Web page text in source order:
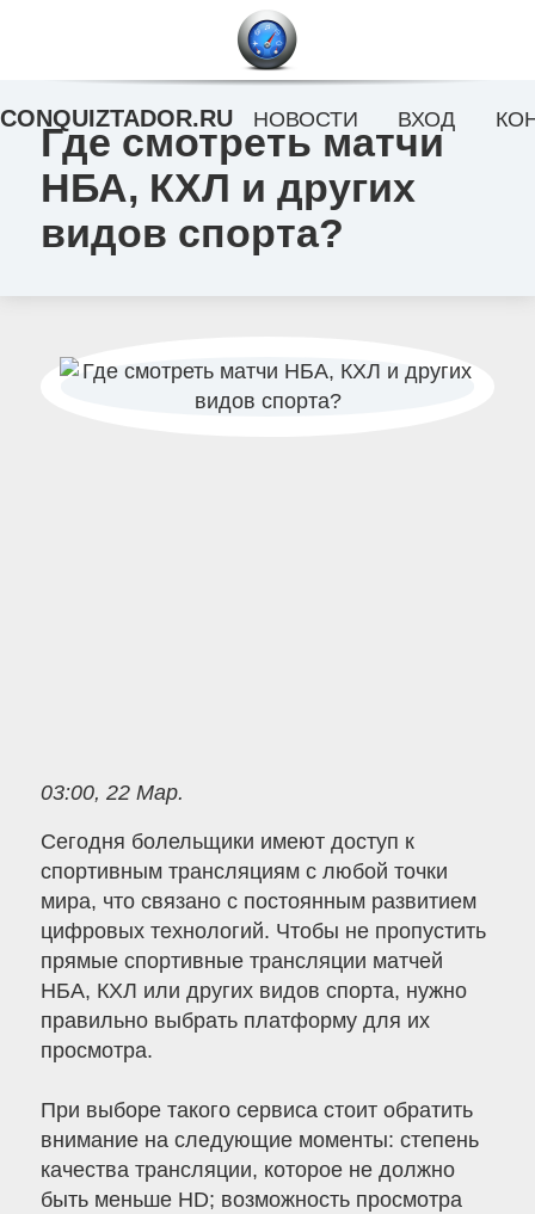
Где смотреть матчи
НБА, КХЛ и других
видов спорта?
03:00, 22 Мар.
Сегодня болельщики имеют доступ к
спортивным трансляциям с любой точки
мира, что связано с постоянным развитием
цифровых технологий. Чтобы не пропустить
прямые спортивные трансляции матчей
НБА, КХЛ или других видов спорта, нужно
правильно выбрать платформу для их
просмотра.
При выборе такого сервиса стоит обратить
внимание на следующие моменты: степень
качества трансляции, которое не должно
быть меньше HD; возможность просмотра
CONQUIZTADOR.RU НОВОСТИ ВХОД